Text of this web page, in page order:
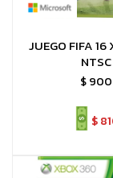
JUEGO FIFA 16
NTSC
$ 900
$